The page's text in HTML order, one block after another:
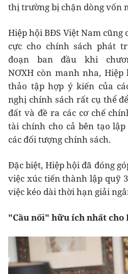
thị trường bị chặn dòng vốn
Hiệp hội BĐS Việt Nam cũng
cực cho chính sách phát
đoạn ban đầu khi
NƠXH còn manh nha,
thảo tập hợp ý kiến của
nghị chính sách rất cụ thể
đất và đề ra các cơ chế
tài chính cho cả bên tạo
các đối tượng chính sách.
Đặc biệt, Hiệp hội đã đóng
việc xúc tiến thành lập quỹ
việc kéo dài thời hạn giải
"Cầu nối" hữu ích nhất cho